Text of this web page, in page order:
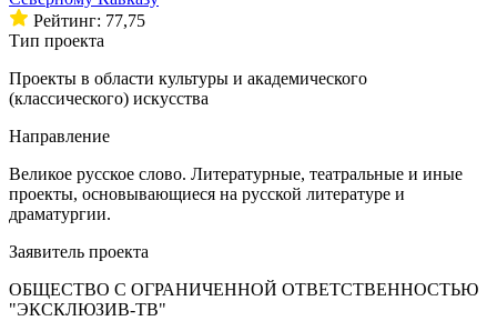
Рейтинг: 77,75
Тип проекта
Проекты в области культуры и академического
(классического) искусства
Направление
Великое русское слово. Литературные, театральные и иные
проекты, основывающиеся на русской литературе и
драматургии.
Заявитель проекта
ОБЩЕСТВО С ОГРАНИЧЕННОЙ ОТВЕТСТВЕННОСТЬЮ
"ЭКСКЛЮЗИВ-ТВ"